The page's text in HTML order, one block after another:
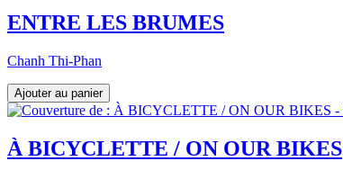
ENTRE LES BRUMES
Chanh Thi-Phan
À BICYCLETTE / ON OUR BIKES